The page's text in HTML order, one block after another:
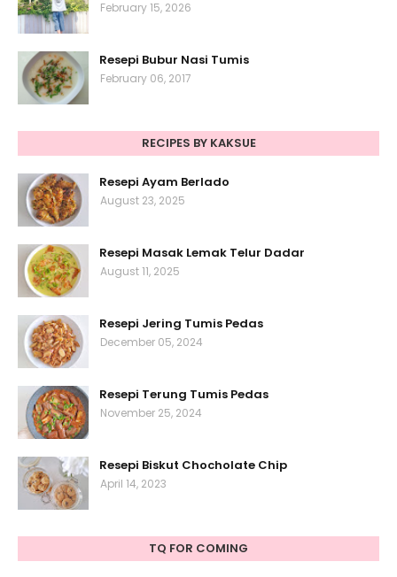
February 15, 2026
Resepi Bubur Nasi Tumis
February 06, 2017
RECIPES BY KAKSUE
Resepi Ayam Berlado
August 23, 2025
Resepi Masak Lemak Telur Dadar
August 11, 2025
Resepi Jering Tumis Pedas
December 05, 2024
Resepi Terung Tumis Pedas
November 25, 2024
Resepi Biskut Chocholate Chip
April 14, 2023
TQ FOR COMING